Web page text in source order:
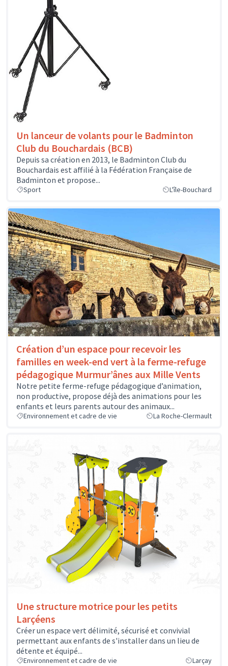
Un lanceur de volants pour le Badminton
Club du Bouchardais (BCB)
Depuis sa création en 2013, le Badminton Club du
Bouchardais est affilié à la Fédération Française de
Badminton et propose...
Sport L'île-Bouchard
Création d’un espace pour recevoir les
familles en week-end vert à la ferme-refuge
pédagogique Murmur’ânes aux Mille Vents
Notre petite ferme-refuge pédagogique d’animation,
non productive, propose déjà des animations pour les
enfants et leurs parents autour des animaux...
Environnement et cadre de vie La Roche-Clermault
Une structure motrice pour les petits
Larçéens
Créer un espace vert délimité, sécurisé et convivial
permettant aux enfants de s'installer dans un lieu de
détente et équipé...
Environnement et cadre de vie Larçay